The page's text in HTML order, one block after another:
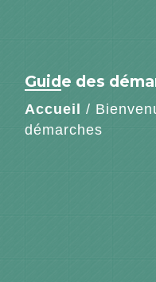
Guide des
Accueil /
démarches